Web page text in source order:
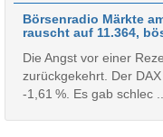
Börsenradio Märkte
rauscht auf 11.364,
Die Angst vor einer
zurückgekehrt. Der
-1,61 %. Es gab schlec ...